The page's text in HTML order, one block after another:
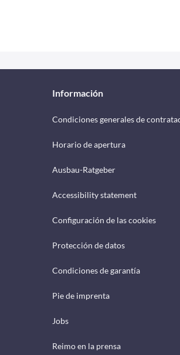
Información
Condiciones generales de
Horario de apertura
Ausbau-Ratgeber
Accessibility statement
Configuración de las cookies
Protección de datos
Condiciones de garantía
Pie de imprenta
Jobs
Reimo en la prensa